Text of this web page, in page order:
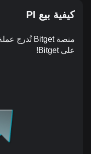
كيفية بيع PI
على Bitget!